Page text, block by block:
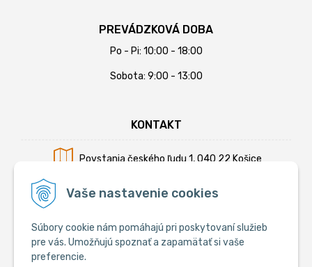
Vaše nastavenie cookies
Súbory cookie nám pomáhajú pri poskytovaní služieb
pre vás. Umožňujú spoznať a zapamätať si vaše
preferencie.
PREVÁDZKOVÁ DOBA
Po - Pi: 10:00 - 18:00
Sobota: 9:00 - 13:00
KONTAKT
Povstania českého ľudu 1, 040 22 Košice
Mobil:+421 902 794 355
E-mail:info@krmiva.sk